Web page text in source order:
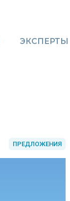
ЭКСПЕРТЫ
ПРЕДЛОЖЕНИЯ